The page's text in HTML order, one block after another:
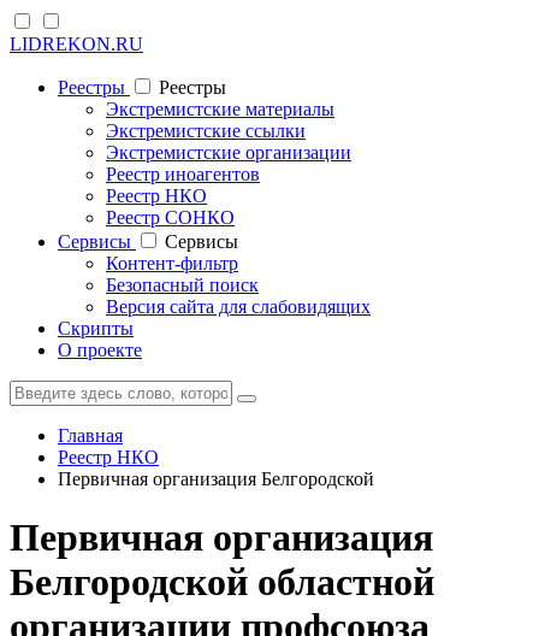
LIDREKON.RU
Реестры
Реестры
Экстремистские материалы
Экстремистские ссылки
Экстремистские организации
Реестр иноагентов
Реестр НКО
Реестр СОНКО
Cервисы
Cервисы
Контент-фильтр
Безопасный поиск
Версия сайта для слабовидящих
Скрипты
О проекте
Главная
Реестр НКО
Первичная организация Белгородской
Первичная организация
Белгородской областной
организации профсоюза